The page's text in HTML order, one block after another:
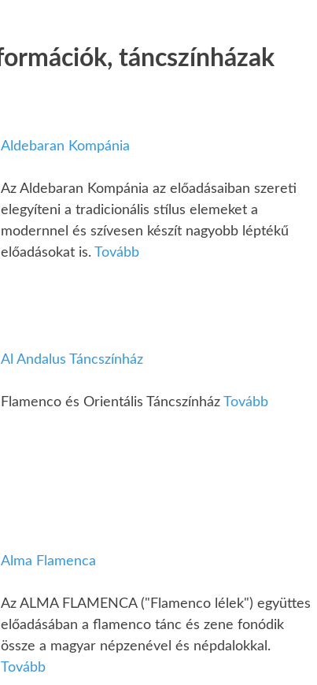
táncszínházak
Aldebaran Kompánia
Az Aldebaran Kompánia az előadásaiban szereti
elegyíteni a tradicionális stílus elemeket a
modernnel és szívesen készít nagyobb léptékű
előadásokat is. Tovább
Al Andalus Táncszínház
Flamenco és Orientális Táncszínház Tovább
Alma Flamenca
Az ALMA FLAMENCA ("Flamenco lélek") együttes
előadásában a flamenco tánc és zene fonódik
össze a magyar népzenével és népdalokkal.
Tovább